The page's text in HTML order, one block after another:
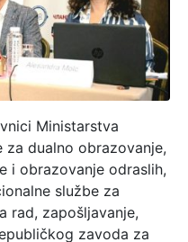
Ministarstva
za dualno obrazovanje,
i obrazovanje odraslih,
službe za
rad, zapošljavanje,
zavoda za